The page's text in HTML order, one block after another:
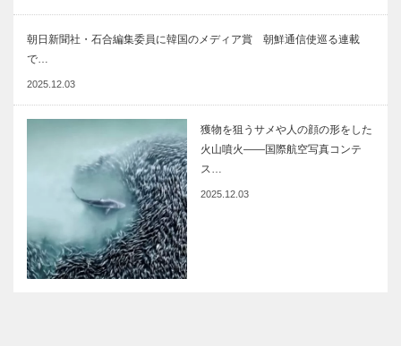
朝日新聞社・石合編集委員に韓国のメディア賞 朝鮮通信使巡る連載
で…
2025.12.03
獲物を狙うサメや人の顔の形をした
火山噴火――国際航空写真コンテ
ス…
2025.12.03